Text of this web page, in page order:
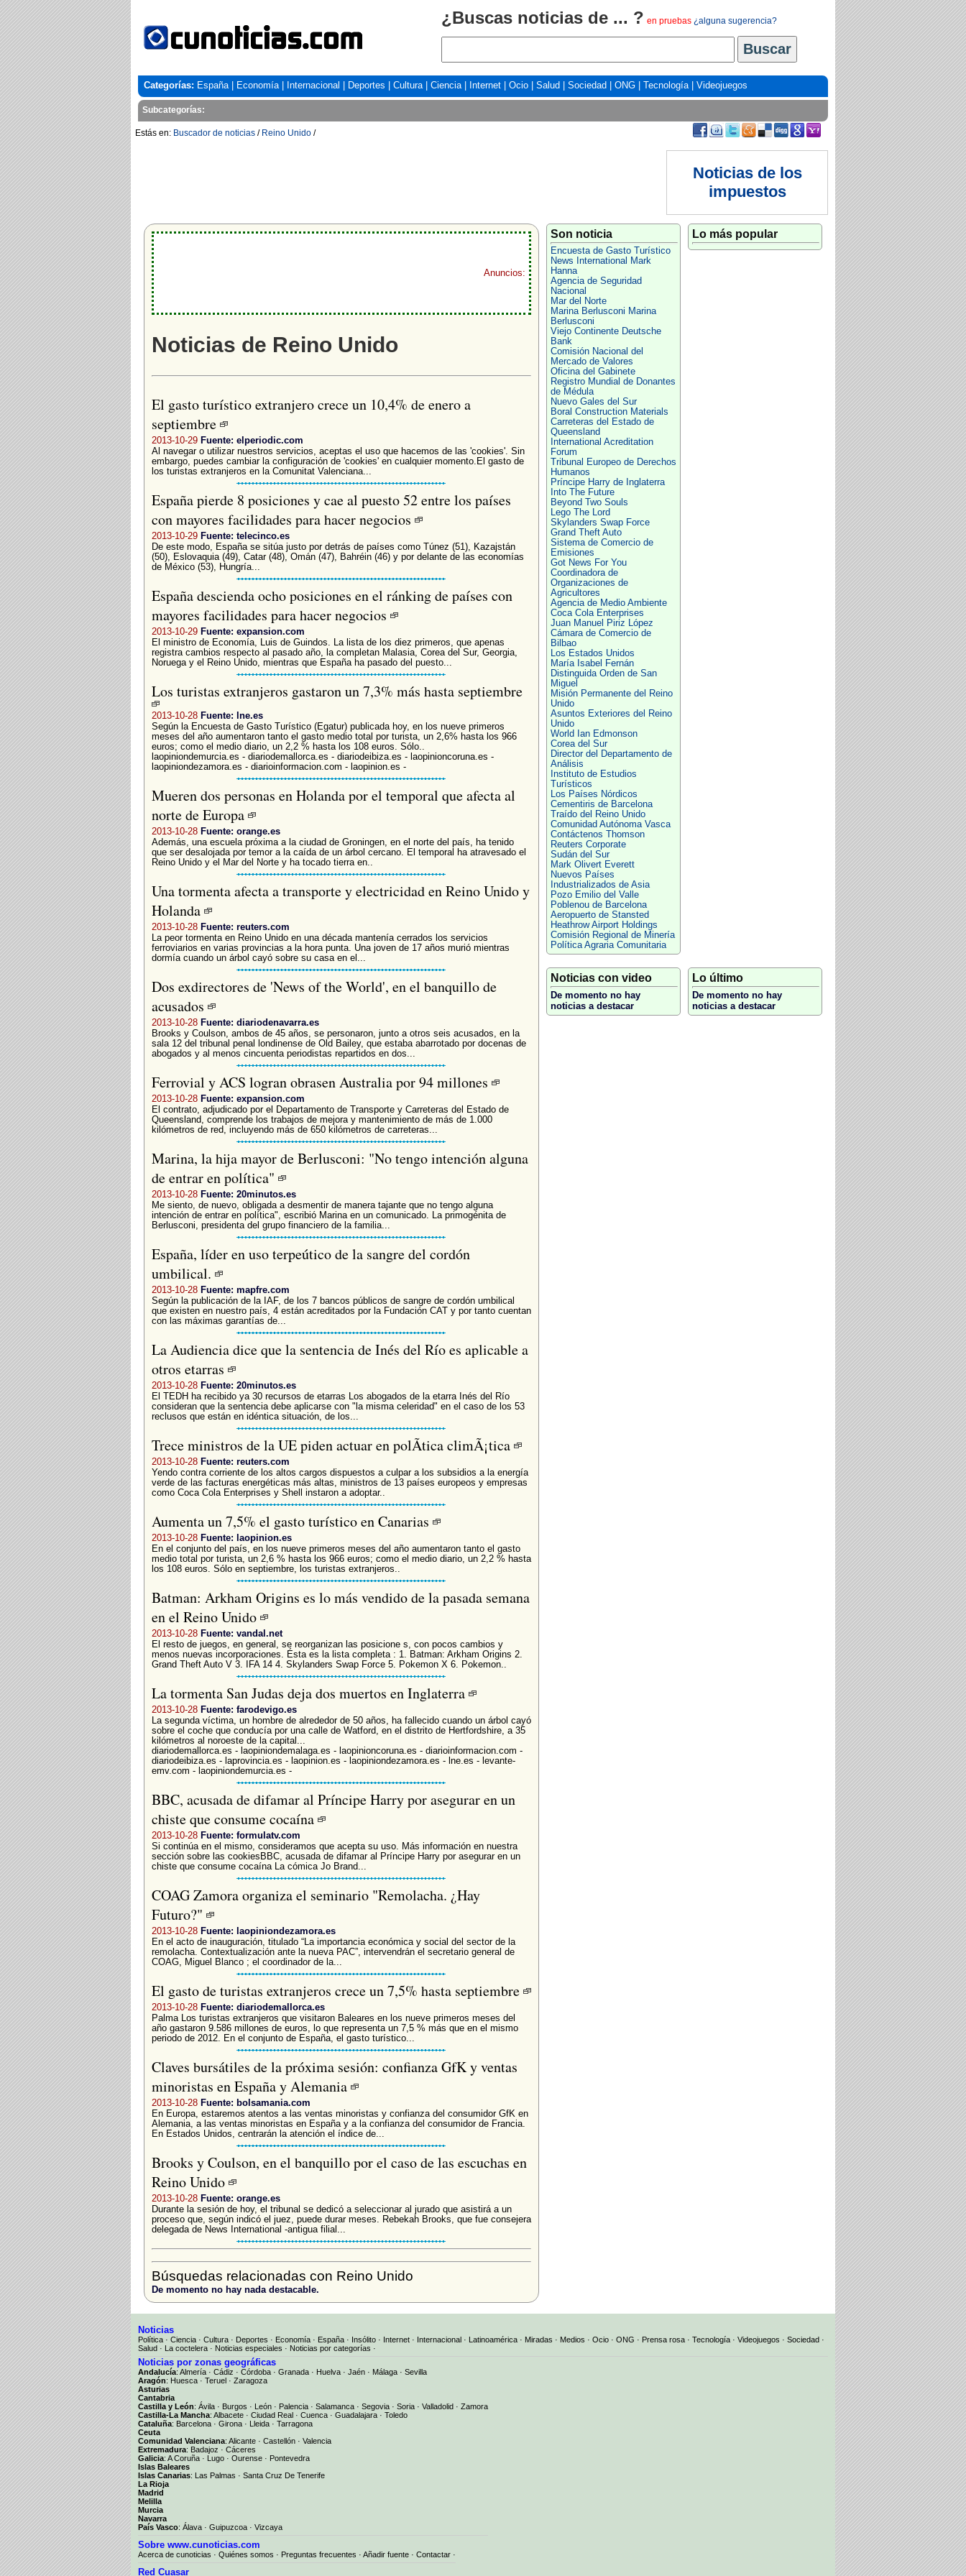
¿Buscas noticias de ... ? en pruebas ¿alguna sugerencia?
Categorías: España| Economía| Internacional Deportes Cultura| Ciencia| Internet Ocio Salud Sociedad ONG Tecnología| Videojuegos
Subcategorías:
Estás en: Buscador de noticias / Reino Unido /
Noticias de los
impuestos
Anuncios:
Noticias de Reino Unido
El gasto turístico extranjero crece un 10,4% de enero a
septiembre
2013-10-29 Fuente: elperiodic.com
Al navegar o utilizar nuestros servicios, aceptas el uso que hacemos de las 'cookies'. Sin
embargo, puedes cambiar la configuración de 'cookies' en cualquier momento.El gasto de
los turistas extranjeros en la Comunitat Valenciana...
España pierde 8 posiciones y cae al puesto 52 entre los países
con mayores facilidades para hacer negocios
2013-10-29 Fuente: telecinco.es
De este modo, España se sitúa justo por detrás de países como Túnez (51), Kazajstán
(50), Eslovaquia (49), Catar (48), Omán (47), Bahréin (46) y por delante de las economías
de México (53), Hungría...
España descienda ocho posiciones en el ránking de países con
mayores facilidades para hacer negocios
2013-10-29 Fuente: expansion.com
El ministro de Economía, Luis de Guindos. La lista de los diez primeros, que apenas
registra cambios respecto al pasado año, la completan Malasia, Corea del Sur, Georgia,
Noruega y el Reino Unido, mientras que España ha pasado del puesto...
Los turistas extranjeros gastaron un 7,3% más hasta septiembre
2013-10-28 Fuente: lne.es
Según la Encuesta de Gasto Turístico (Egatur) publicada hoy, en los nueve primeros
meses del año aumentaron tanto el gasto medio total por turista, un 2,6% hasta los 966
euros; como el medio diario, un 2,2 % hasta los 108 euros. Sólo..
laopiniondemurcia.es - diariodemallorca.es - diariodeibiza.es - laopinioncoruna.es -
laopiniondezamora.es - diarioinformacion.com - laopinion.es -
Mueren dos personas en Holanda por el temporal que afecta al
norte de Europa
2013-10-28 Fuente: orange.es
Además, una escuela próxima a la ciudad de Groningen, en el norte del país, ha tenido
que ser desalojada por temor a la caída de un árbol cercano. El temporal ha atravesado el
Reino Unido y el Mar del Norte y ha tocado tierra en..
Una tormenta afecta a transporte y electricidad en Reino Unido y
Holanda
2013-10-28 Fuente: reuters.com
La peor tormenta en Reino Unido en una década mantenía cerrados los servicios
ferroviarios en varias provincias a la hora punta. Una joven de 17 años murió mientras
dormía cuando un árbol cayó sobre su casa en el...
Dos exdirectores de 'News of the World', en el banquillo de
acusados
2013-10-28 Fuente: diariodenavarra.es
Brooks y Coulson, ambos de 45 años, se personaron, junto a otros seis acusados, en la
sala 12 del tribunal penal londinense de Old Bailey, que estaba abarrotado por docenas de
abogados y al menos cincuenta periodistas repartidos en dos...
Ferrovial y ACS logran obrasen Australia por 94 millones
2013-10-28 Fuente: expansion.com
El contrato, adjudicado por el Departamento de Transporte y Carreteras del Estado de
Queensland, comprende los trabajos de mejora y mantenimiento de más de 1.000
kilómetros de red, incluyendo más de 650 kilómetros de carreteras...
Marina, la hija mayor de Berlusconi: "No tengo intención alguna
de entrar en política"
2013-10-28 Fuente: 20minutos.es
Me siento, de nuevo, obligada a desmentir de manera tajante que no tengo alguna
intención de entrar en política", escribió Marina en un comunicado. La primogénita de
Berlusconi, presidenta del grupo financiero de la familia...
España, líder en uso terpeútico de la sangre del cordón
umbilical.
2013-10-28 Fuente: mapfre.com
Según la publicación de la IAF, de los 7 bancos públicos de sangre de cordón umbilical
que existen en nuestro país, 4 están acreditados por la Fundación CAT y por tanto cuentan
con las máximas garantías de...
La Audiencia dice que la sentencia de Inés del Río es aplicable a
otros etarras
2013-10-28 Fuente: 20minutos.es
El TEDH ha recibido ya 30 recursos de etarras Los abogados de la etarra Inés del Río
consideran que la sentencia debe aplicarse con "la misma celeridad" en el caso de los 53
reclusos que están en idéntica situación, de los...
Trece ministros de la UE piden actuar en polÃ­tica climÃ¡tica
2013-10-28 Fuente: reuters.com
Yendo contra corriente de los altos cargos dispuestos a culpar a los subsidios a la energía
verde de las facturas energéticas más altas, ministros de 13 países europeos y empresas
como Coca Cola Enterprises y Shell instaron a adoptar..
Aumenta un 7,5% el gasto turístico en Canarias
2013-10-28 Fuente: laopinion.es
En el conjunto del país, en los nueve primeros meses del año aumentaron tanto el gasto
medio total por turista, un 2,6 % hasta los 966 euros; como el medio diario, un 2,2 % hasta
los 108 euros. Sólo en septiembre, los turistas extranjeros..
Batman: Arkham Origins es lo más vendido de la pasada semana
en el Reino Unido
2013-10-28 Fuente: vandal.net
El resto de juegos, en general, se reorganizan las posicione s, con pocos cambios y
menos nuevas incorporaciones. Ésta es la lista completa : 1. Batman: Arkham Origins 2.
Grand Theft Auto V 3. IFA 14 4. Skylanders Swap Force 5. Pokemon X 6. Pokemon..
La tormenta San Judas deja dos muertos en Inglaterra
2013-10-28 Fuente: farodevigo.es
La segunda víctima, un hombre de alrededor de 50 años, ha fallecido cuando un árbol cayó
sobre el coche que conducía por una calle de Watford, en el distrito de Hertfordshire, a 35
kilómetros al noroeste de la capital...
diariodemallorca.es - laopiniondemalaga.es - laopinioncoruna.es - diarioinformacion.com -
diariodeibiza.es - laprovincia.es - laopinion.es - laopiniondezamora.es - lne.es - levante-
emv.com - laopiniondemurcia.es -
BBC, acusada de difamar al Príncipe Harry por asegurar en un
chiste que consume cocaína
2013-10-28 Fuente: formulatv.com
Si continúa en el mismo, consideramos que acepta su uso. Más información en nuestra
sección sobre las cookiesBBC, acusada de difamar al Príncipe Harry por asegurar en un
chiste que consume cocaína La cómica Jo Brand...
COAG Zamora organiza el seminario "Remolacha. ¿Hay
Futuro?"
2013-10-28 Fuente: laopiniondezamora.es
En el acto de inauguración, titulado “La importancia económica y social del sector de la
remolacha. Contextualización ante la nueva PAC”, intervendrán el secretario general de
COAG, Miguel Blanco ; el coordinador de la...
El gasto de turistas extranjeros crece un 7,5% hasta septiembre
2013-10-28 Fuente: diariodemallorca.es
Palma Los turistas extranjeros que visitaron Baleares en los nueve primeros meses del
año gastaron 9.586 millones de euros, lo que representa un 7,5 % más que en el mismo
periodo de 2012. En el conjunto de España, el gasto turístico...
Claves bursátiles de la próxima sesión: confianza GfK y ventas
minoristas en España y Alemania
2013-10-28 Fuente: bolsamania.com
En Europa, estaremos atentos a las ventas minoristas y confianza del consumidor GfK en
Alemania, a las ventas minoristas en España y a la confianza del consumidor de Francia.
En Estados Unidos, centrarán la atención el índice de...
Brooks y Coulson, en el banquillo por el caso de las escuchas en
Reino Unido
2013-10-28 Fuente: orange.es
Durante la sesión de hoy, el tribunal se dedicó a seleccionar al jurado que asistirá a un
proceso que, según indicó el juez, puede durar meses. Rebekah Brooks, que fue consejera
delegada de News International -antigua filial...
Búsquedas relacionadas con Reino Unido
De momento no hay nada destacable.
Son noticia
Encuesta de Gasto Turístico
News International Mark
Hanna
Agencia de Seguridad
Nacional
Mar del Norte
Marina Berlusconi Marina
Berlusconi
Viejo Continente Deutsche
Bank
Comisión Nacional del
Mercado de Valores
Oficina del Gabinete
Registro Mundial de Donantes
de Médula
Nuevo Gales del Sur
Boral Construction Materials
Carreteras del Estado de
Queensland
International Acreditation
Forum
Tribunal Europeo de Derechos
Humanos
Príncipe Harry de Inglaterra
Into The Future
Beyond Two Souls
Lego The Lord
Skylanders Swap Force
Grand Theft Auto
Sistema de Comercio de
Emisiones
Got News For You
Coordinadora de
Organizaciones de
Agricultores
Agencia de Medio Ambiente
Coca Cola Enterprises
Juan Manuel Piriz López
Cámara de Comercio de
Bilbao
Los Estados Unidos
María Isabel Fernán
Distinguida Orden de San
Miguel
Misión Permanente del Reino
Unido
Asuntos Exteriores del Reino
Unido
World Ian Edmonson
Corea del Sur
Director del Departamento de
Análisis
Instituto de Estudios
Turísticos
Los Países Nórdicos
Cementiris de Barcelona
Traído del Reino Unido
Comunidad Autónoma Vasca
Contáctenos Thomson
Reuters Corporate
Sudán del Sur
Mark Olivert Everett
Nuevos Países
Industrializados de Asia
Pozo Emilio del Valle
Poblenou de Barcelona
Aeropuerto de Stansted
Heathrow Airport Holdings
Comisión Regional de Minería
Política Agraria Comunitaria
Lo más popular
Noticias con video
De momento no hay
noticias a destacar
Lo último
De momento no hay
noticias a destacar
Noticias
Política · Ciencia · Cultura · Deportes · Economía · España · Insólito · Internet · Internacional · Latinoamérica · Miradas · Medios · Ocio · ONG · Prensa rosa · Tecnología · Videojuegos · Sociedad ·
Salud · La coctelera · Noticias especiales · Noticias por categorías ·
Noticias por zonas geográficas
Andalucía: Almería · Cádiz · Córdoba · Granada · Huelva · Jaén · Málaga · Sevilla
Aragón: Huesca · Teruel · Zaragoza
Asturias
Cantabria
Castilla y León: Ávila · Burgos · León · Palencia · Salamanca · Segovia · Soria · Valladolid · Zamora
Castilla-La Mancha: Albacete · Ciudad Real · Cuenca · Guadalajara · Toledo
Cataluña: Barcelona · Girona · Lleida · Tarragona
Ceuta
Comunidad Valenciana: Alicante · Castellón · Valencia
Extremadura: Badajoz · Cáceres
Galicia: A Coruña · Lugo · Ourense · Pontevedra
Islas Baleares
Islas Canarias: Las Palmas · Santa Cruz De Tenerife
La Rioja
Madrid
Melilla
Murcia
Navarra
País Vasco: Álava · Guipuzcoa · Vizcaya
Sobre www.cunoticias.com
Acerca de cunoticias · Quiénes somos · Preguntas frecuentes · Añadir fuente · Contactar ·
Red Cuasar